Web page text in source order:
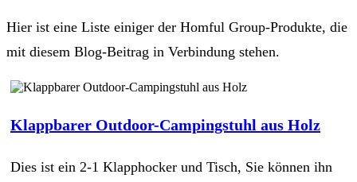
Hier ist eine Liste einiger der Homful Group-Produkte, die
mit diesem Blog-Beitrag in Verbindung stehen.
Klappbarer Outdoor-Campingstuhl aus Holz
Dies ist ein 2-1 Klapphocker und Tisch, Sie können ihn